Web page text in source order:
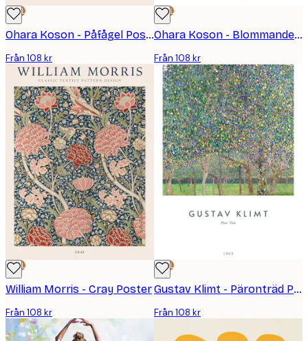
DEAL
Ohara Koson - Påfågel Poster
Från 108 kr
DEAL
Ohara Koson - Blommande körsbär en månbelyst natt Poster
Från 108 kr
DEAL
William Morris - Cray Poster
Från 108 kr
DEAL
Gustav Klimt - Päronträd Poster
Från 108 kr